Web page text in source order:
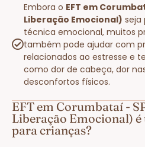
Embora o EFT em
Liberação Emocional) seja
técnica emocional, muitos
também pode ajudar com
relacionados ao estresse e
como dor de cabeça, dor
desconfortos físicos.
EFT em Corumbataí -
Liberação Emocional) é
para crianças?